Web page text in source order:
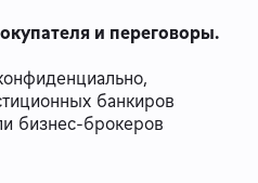
и переговоры.
банкиров
бизнес-брокеров